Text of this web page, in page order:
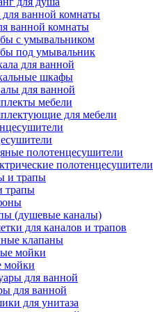
ванной комнаты
с умывальником
под умывальник
для ванной
шкафы
для ванной
мебели
для мебели
полотенцесушители
полотенцесушители
трапы
(душевые каналы)
для каналов и трапов
клапаны
мойки
для ванной
для унитаза